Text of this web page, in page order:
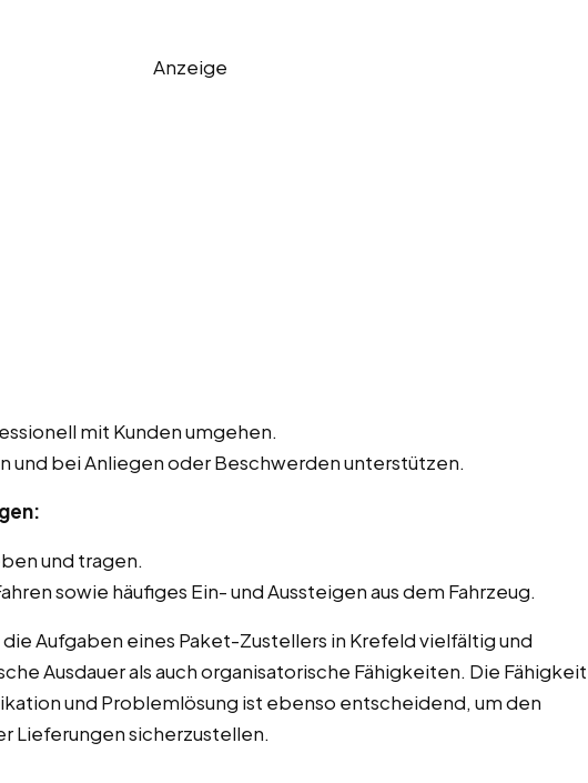
Anzeige
mit Kunden umgehen.
und bei Anliegen oder Beschwerden unterstützen.
und tragen.
sowie häufiges Ein- und Aussteigen aus dem Fahrzeug.
Aufgaben eines Paket-Zustellers in Krefeld vielfältig und
Ausdauer als auch organisatorische Fähigkeiten. Die Fähigkeit
und Problemlösung ist ebenso entscheidend, um den
Lieferungen sicherzustellen.